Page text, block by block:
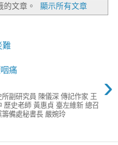
的文章。 顯示所有文章
難
痛
›
副研究員 陳儀深 傳記作家 王
歷史老師 黃惠貞 臺左維新 總召
備處秘書長 嚴婉玲